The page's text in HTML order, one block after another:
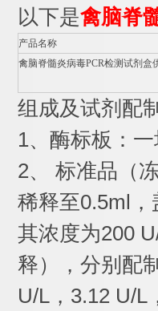
以下是禽脑脊
产品名称
禽脑脊髓炎病毒PCR检测试剂盒
组成及试剂配
1、酶标板：
2、
标准品（
稀释至0.5ml
其浓度为200
释），分别配
U/L ， 3.12 U/L